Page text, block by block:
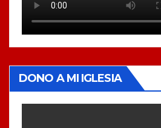
DONO A MI IGLESIA